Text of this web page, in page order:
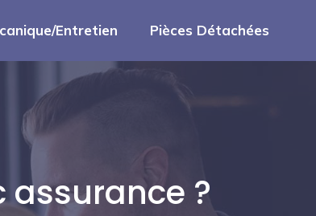
Entretien Pièces Détachées
?